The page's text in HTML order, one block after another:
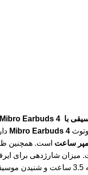
Mibro Earbuds 4
Mibro Earbuds 4
شارژدهی برای